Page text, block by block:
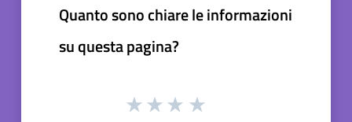
Quanto sono chiare le informazioni
su questa pagina?